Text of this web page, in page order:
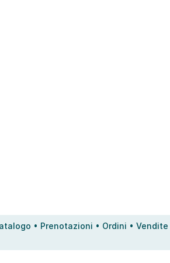
• Prenotazioni • Ordini • Vendite